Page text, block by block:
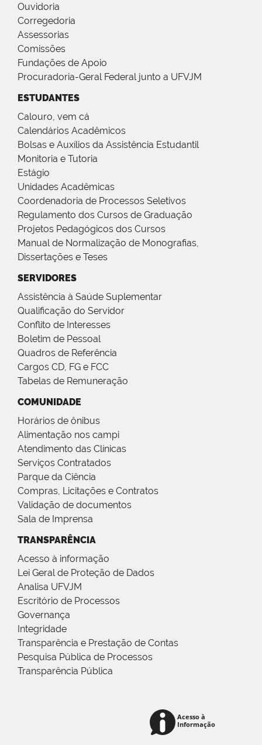
Ouvidoria
Corregedoria
Assessorias
Comissões
Fundações de Apoio
Procuradoria-Geral Federal junto a UFVJM
ESTUDANTES
Calouro, vem cá
Calendários Acadêmicos
Bolsas e Auxílios da Assistência Estudantil
Monitoria e Tutoria
Estágio
Unidades Acadêmicas
Coordenadoria de Processos Seletivos
Regulamento dos Cursos de Graduação
Projetos Pedagógicos dos Cursos
Manual de Normalização de Monografias,
Dissertações e Teses
SERVIDORES
Assistência à Saúde Suplementar
Qualificação do Servidor
Conflito de Interesses
Boletim de Pessoal
Quadros de Referência
Cargos CD, FG e FCC
Tabelas de Remuneração
COMUNIDADE
Horários de ônibus
Alimentação nos campi
Atendimento das Clínicas
Serviços Contratados
Parque da Ciência
Compras, Licitações e Contratos
Validação de documentos
Sala de Imprensa
TRANSPARÊNCIA
Acesso à informação
Lei Geral de Proteção de Dados
Analisa UFVJM
Escritório de Processos
Governança
Integridade
Transparência e Prestação de Contas
Pesquisa Pública de Processos
Transparência Pública